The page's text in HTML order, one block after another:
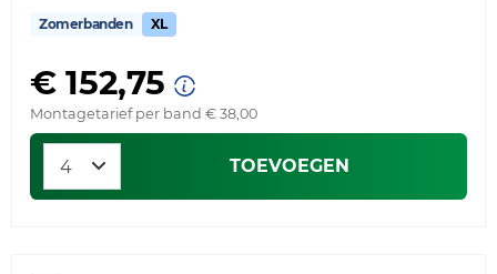
Zomerbanden XL
€ 152,75
Montagetarief per band € 38,00
TOEVOEGEN